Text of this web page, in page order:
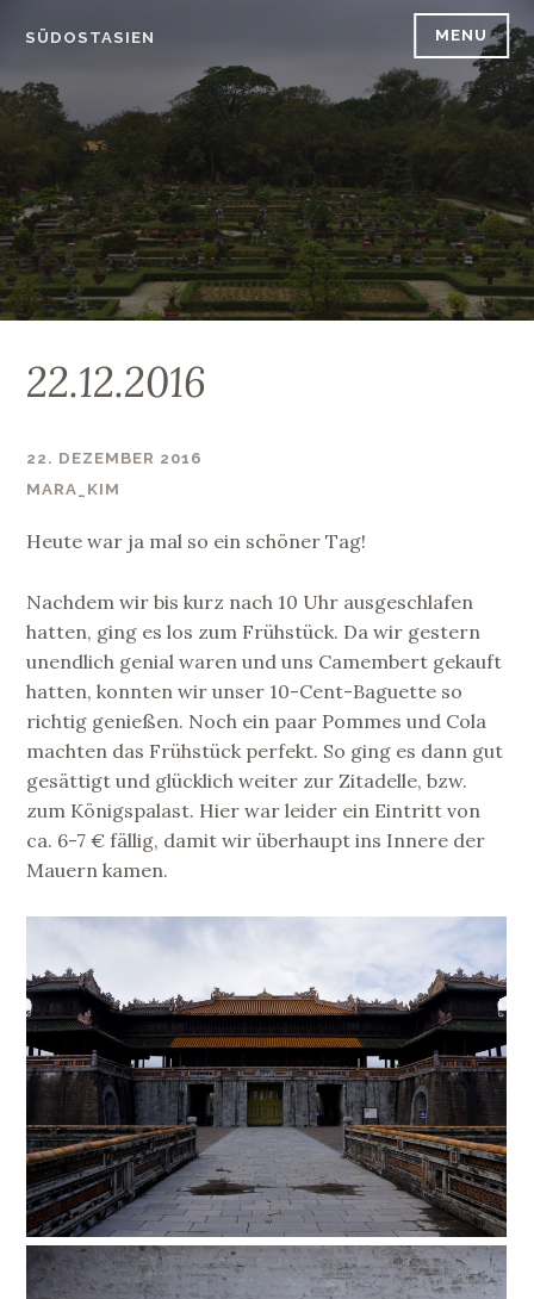
SÜDOSTASIEN MENU
22.12.2016
22. DEZEMBER 2016
MARA_KIM
Heute war ja mal so ein schöner Tag!
Nachdem wir bis kurz nach 10 Uhr ausgeschlafen
hatten, ging es los zum Frühstück. Da wir gestern
unendlich genial waren und uns Camembert gekauft
hatten, konnten wir unser 10-Cent-Baguette so
richtig genießen. Noch ein paar Pommes und Cola
machten das Frühstück perfekt. So ging es dann gut
gesättigt und glücklich weiter zur Zitadelle, bzw.
zum Königspalast. Hier war leider ein Eintritt von
ca. 6-7 € fällig, damit wir überhaupt ins Innere der
Mauern kamen.